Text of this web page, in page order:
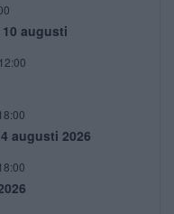
augusti
augusti 2026